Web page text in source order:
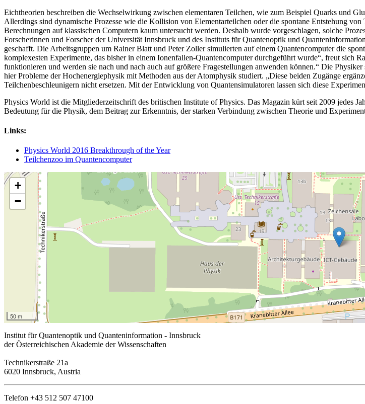
Eichtheorien beschreiben die Wechselwirkung zwischen elementaren Teilchen, wie zum Beispiel Quarks und
Allerdings sind dynamische Prozesse wie die Kollision von Elementarteilchen oder die spontane Entstehung
Berechnungen auf klassischen Computern kaum untersucht werden. Deshalb wurde vorgeschlagen, solche
Forscherinnen und Forscher der Universität Innsbruck und des Instituts für Quantenoptik und
geschafft. Die Arbeitsgruppen um Rainer Blatt und Peter Zoller simulierten auf einem Quantencomputer die
komplexesten Experimente, das bisher in einem Ionenfallen-Quantencomputer durchgeführt wurde“, freut sich
funktionieren und werden sie nach und nach auch auf größere Fragestellungen anwenden können.“ Die
hier Probleme der Hochenergiephysik mit Methoden aus der Atomphysik studiert. „Diese beiden Zugänge
Teilchenbeschleunigern nicht ersetzen. Mit der Entwicklung von Quantensimulatoren lassen sich diese
Physics World ist die Mitgliederzeitschrift des britischen Institute of Physics. Das Magazin kürt seit 2009 jedes
Bedeutung für die Physik, dem Beitrag zur Erkenntnis, der starken Verbindung zwischen Theorie und
Links:
Physics World 2016 Breakthrough of the Year
Teilchen­zoo im Quanten­computer
+
−
50 m
Institut für Quantenoptik und Quanteninformation - Innsbruck
der Österreichischen Akademie der Wissenschaften
Technikerstraße 21a
6020 Innsbruck, Austria
Telefon +43 512 507 47100